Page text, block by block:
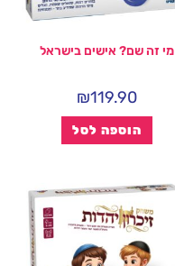
מי זה שם? אישים בישראל
₪119.90
הוספה לסל